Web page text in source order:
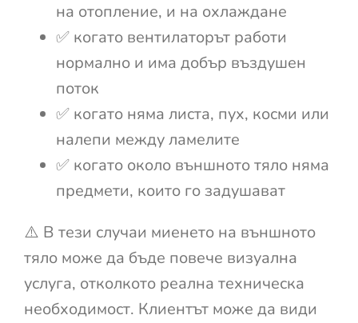
на отопление, и на охлаждане
✅ когато вентилаторът работи
нормално и има добър въздушен
поток
✅ когато няма листа, пух, косми или
налепи между ламелите
✅ когато около външното тяло няма
предмети, които го задушават
⚠️ В тези случаи миенето на външното
тяло може да бъде повече визуална
услуга, отколкото реална техническа
необходимост. Клиентът може да види